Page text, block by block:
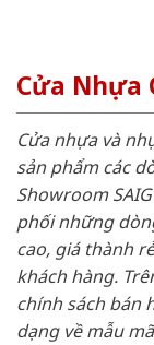
Cửa Nhựa
Cửa nhựa và
sản phẩm các
Showroom
phối những
cao, giá thành
khách hàng.
chính sách bán
dạng về mẫu